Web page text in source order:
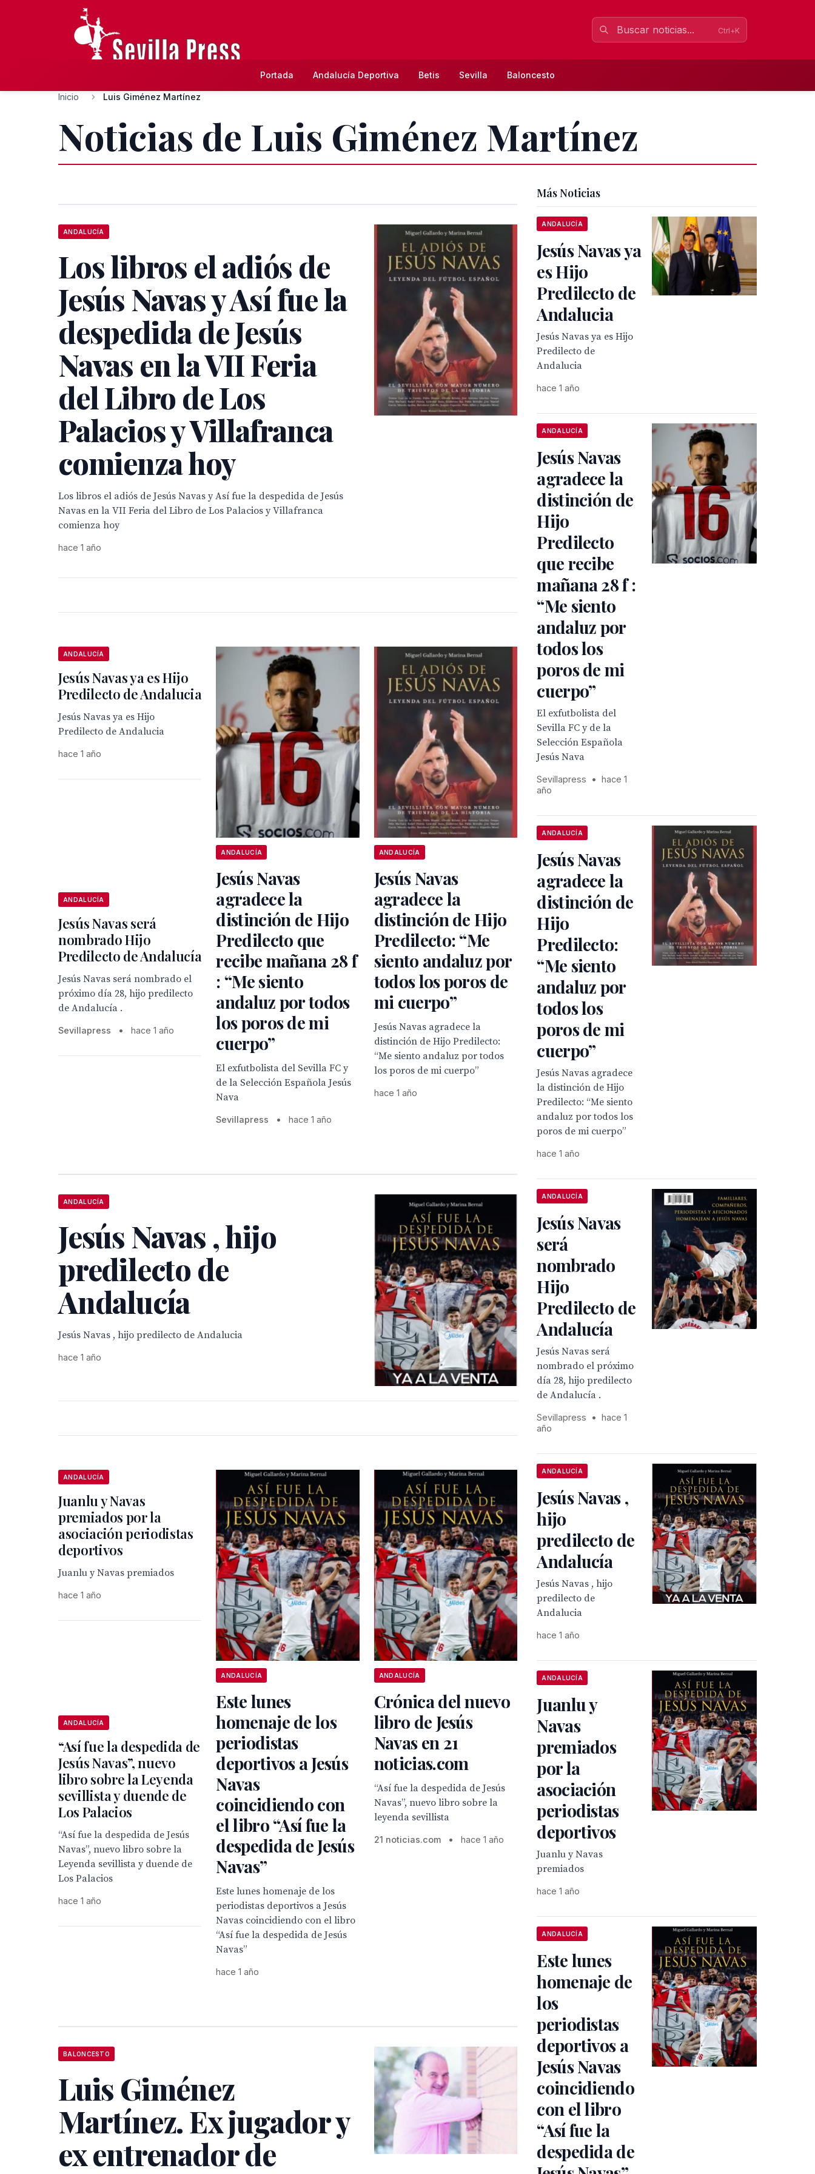
Ctrl+K
Portada Andalucía Deportiva Betis Sevilla Baloncesto
Inicio Luis Giménez Martínez
Noticias de Luis Giménez Martínez
ANDALUCÍA
Los libros el adiós de
Jesús Navas y Así fue la
despedida de Jesús
Navas en la VII Feria
del Libro de Los
Palacios y Villafranca
comienza hoy
Los libros el adiós de Jesús Navas y Así fue la despedida de Jesús
Navas en la VII Feria del Libro de Los Palacios y Villafranca
comienza hoy
hace 1 año
ANDALUCÍA
Jesús Navas ya es Hijo
Predilecto de Andalucia
Jesús Navas ya es Hijo
Predilecto de Andalucia
hace 1 año
ANDALUCÍA
Jesús Navas
agradece la
distinción de Hijo
Predilecto que
recibe mañana 28 f
: “Me siento
andaluz por todos
los poros de mi
cuerpo”
El exfutbolista del Sevilla FC y
de la Selección Española Jesús
Nava
Sevillapress • hace 1 año
ANDALUCÍA
Jesús Navas
agradece la
distinción de Hijo
Predilecto: “Me
siento andaluz por
todos los poros de
mi cuerpo”
Jesús Navas agradece la
distinción de Hijo Predilecto:
“Me siento andaluz por todos
los poros de mi cuerpo”
hace 1 año
ANDALUCÍA
Jesús Navas será
nombrado Hijo
Predilecto de Andalucía
Jesús Navas será nombrado el
próximo día 28, hijo predilecto
de Andalucía .
Sevillapress • hace 1 año
ANDALUCÍA
Jesús Navas , hijo
predilecto de
Andalucía
Jesús Navas , hijo predilecto de Andalucia
hace 1 año
ANDALUCÍA
Juanlu y Navas
premiados por la
asociación periodistas
deportivos
Juanlu y Navas premiados
hace 1 año
ANDALUCÍA
Este lunes
homenaje de los
periodistas
deportivos a Jesús
Navas
coincidiendo con
el libro “Así fue la
despedida de Jesús
Navas”
Este lunes homenaje de los
periodistas deportivos a Jesús
Navas coincidiendo con el libro
“Así fue la despedida de Jesús
Navas”
hace 1 año
ANDALUCÍA
Crónica del nuevo
libro de Jesús
Navas en 21
noticias.com
“Así fue la despedida de Jesús
Navas”, nuevo libro sobre la
leyenda sevillista
21 noticias.com • hace 1 año
ANDALUCÍA
“Así fue la despedida de
Jesús Navas”, nuevo
libro sobre la Leyenda
sevillista y duende de
Los Palacios
“Así fue la despedida de Jesús
Navas”, nuevo libro sobre la
Leyenda sevillista y duende de
Los Palacios
hace 1 año
BALONCESTO
Luis Giménez
Martínez. Ex jugador y
ex entrenador de
Más Noticias
ANDALUCÍA
Jesús Navas ya
es Hijo
Predilecto de
Andalucia
Jesús Navas ya es Hijo
Predilecto de
Andalucia
hace 1 año
ANDALUCÍA
Jesús Navas
agradece la
distinción de
Hijo
Predilecto
que recibe
mañana 28 f :
“Me siento
andaluz por
todos los
poros de mi
cuerpo”
El exfutbolista del
Sevilla FC y de la
Selección Española
Jesús Nava
Sevillapress •
hace 1
año
ANDALUCÍA
Jesús Navas
agradece la
distinción de
Hijo
Predilecto:
“Me siento
andaluz por
todos los
poros de mi
cuerpo”
Jesús Navas agradece
la distinción de Hijo
Predilecto: “Me siento
andaluz por todos los
poros de mi cuerpo”
hace 1 año
ANDALUCÍA
Jesús Navas
será
nombrado
Hijo
Predilecto de
Andalucía
Jesús Navas será
nombrado el próximo
día 28, hijo predilecto
de Andalucía .
Sevillapress •
hace 1
año
ANDALUCÍA
Jesús Navas ,
hijo
predilecto de
Andalucía
Jesús Navas , hijo
predilecto de
Andalucia
hace 1 año
ANDALUCÍA
Juanlu y
Navas
premiados
por la
asociación
periodistas
deportivos
Juanlu y Navas
premiados
hace 1 año
ANDALUCÍA
Este lunes
homenaje de
los
periodistas
deportivos a
Jesús Navas
coincidiendo
con el libro
“Así fue la
despedida de